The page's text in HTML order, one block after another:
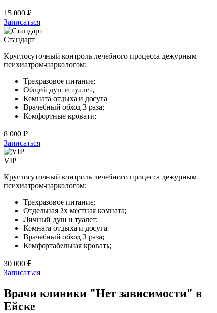
15 000 ₽
Записаться
Стандарт
Круглосуточный контроль лечебного процесса дежурным
психиатром-наркологом:
Трехразовое питание;
Общий душ и туалет;
Комната отдыха и досуга;
Врачебный обход 3 раза;
Комфортные кровати;
8 000 ₽
Записаться
VIP
Круглосуточный контроль лечебного процесса дежурным
психиатром-наркологом:
Трехразовое питание;
Отдельная 2х местная комната;
Личный душ и туалет;
Комната отдыха и досуга;
Врачебный обход 3 раза;
Комфортабельная кровать;
30 000 ₽
Записаться
Врачи клиники "Нет зависимости" в
Ейске